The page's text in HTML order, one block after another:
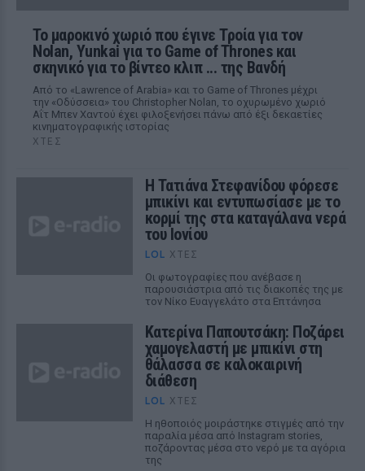
Το μαροκινό χωριό που έγινε Τροία για τον
Nolan, Yunkai για το Game of Thrones και
σκηνικό για το βίντεο κλιπ ... της Βανδή
Από το «Lawrence of Arabia» και το Game of Thrones μέχρι
την «Οδύσσεια» του Christopher Nolan, το οχυρωμένο χωριό
Αΐτ Μπεν Χαντού έχει φιλοξενήσει πάνω από έξι δεκαετίες
κινηματογραφικής ιστορίας
ΧΤΕΣ
Η Τατιάνα Στεφανίδου φόρεσε
μπικίνι και εντυπωσίασε με το
κορμί της στα καταγάλανα νερά
του Ιονίου
LOL ΧΤΕΣ
Οι φωτογραφίες που ανέβασε η
παρουσιάστρια από τις διακοπές της με
τον Νίκο Ευαγγελάτο στα Επτάνησα
Κατερίνα Παπουτσάκη: Ποζάρει
χαμογελαστή με μπικίνι στη
θάλασσα σε καλοκαιρινή
διάθεση
LOL ΧΤΕΣ
Η ηθοποιός μοιράστηκε στιγμές από την
παραλία μέσα από Instagram stories,
ποζάροντας μέσα στο νερό με τα αγόρια
της